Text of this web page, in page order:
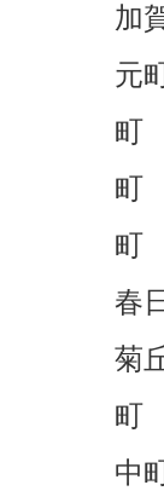
加
元
町
町
町
春
菊
町
中